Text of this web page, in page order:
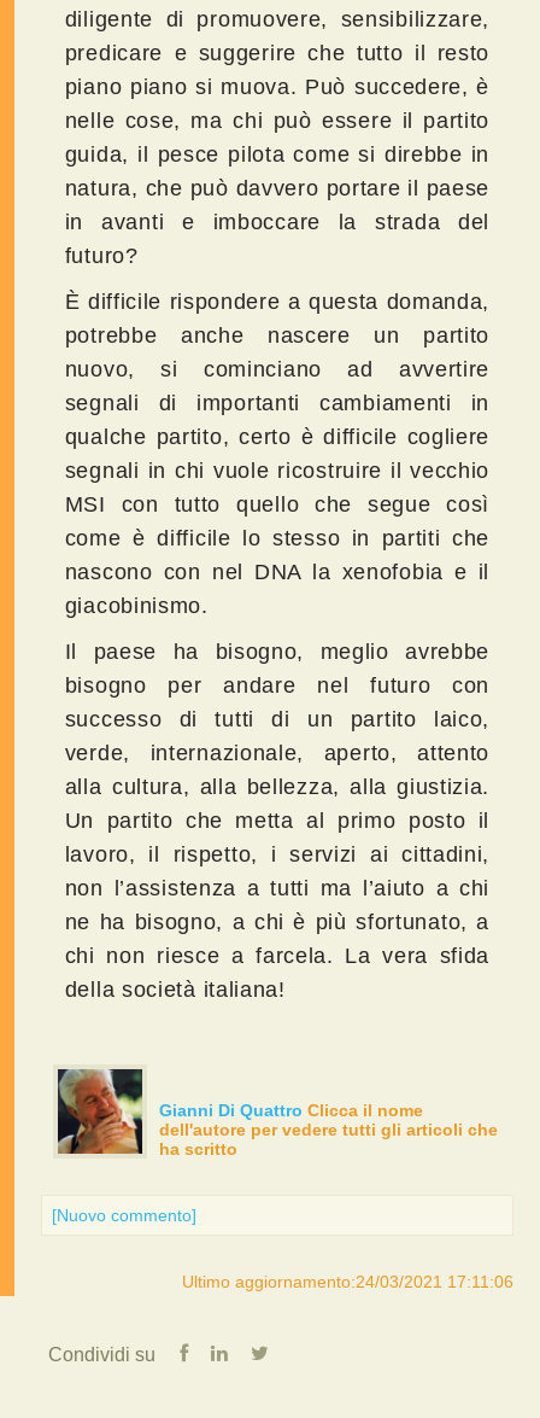
diligente di promuovere, sensibilizzare,
predicare e suggerire che tutto il resto
piano piano si muova. Può succedere, è
nelle cose, ma chi può essere il partito
guida, il pesce pilota come si direbbe in
natura, che può davvero portare il paese
in avanti e imboccare la strada del
futuro?
È difficile rispondere a questa domanda,
potrebbe anche nascere un partito
nuovo, si cominciano ad avvertire
segnali di importanti cambiamenti in
qualche partito, certo è difficile cogliere
segnali in chi vuole ricostruire il vecchio
MSI con tutto quello che segue così
come è difficile lo stesso in partiti che
nascono con nel DNA la xenofobia e il
giacobinismo.
Il paese ha bisogno, meglio avrebbe
bisogno per andare nel futuro con
successo di tutti di un partito laico,
verde, internazionale, aperto, attento
alla cultura, alla bellezza, alla giustizia.
Un partito che metta al primo posto il
lavoro, il rispetto, i servizi ai cittadini,
non l’assistenza a tutti ma l’aiuto a chi
ne ha bisogno, a chi è più sfortunato, a
chi non riesce a farcela. La vera sfida
della società italiana!
Gianni Di Quattro Clicca il nome
dell'autore per vedere tutti gli articoli che
ha scritto
[Nuovo commento]
Ultimo aggiornamento:24/03/2021 17:11:06
Condividi su